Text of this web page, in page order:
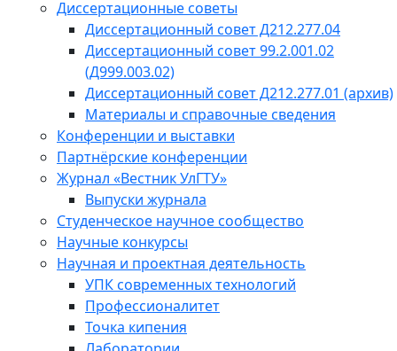
Диссертационные советы
Диссертационный совет Д212.277.04
Диссертационный совет 99.2.001.02
(Д999.003.02)
Диссертационный совет Д212.277.01 (архив)
Материалы и справочные сведения
Конференции и выставки
Партнёрские конференции
Журнал «Вестник УлГТУ»
Выпуски журнала
Студенческое научное сообщество
Научные конкурсы
Научная и проектная деятельность
УПК современных технологий
Профессионалитет
Точка кипения